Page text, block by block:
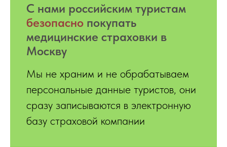
С нами российским туристам
безопасно покупать
медицинские страховки в
Москву
Мы не храним и не обрабатываем
персональные данные туристов, они
сразу записываются в электронную
базу страховой компании